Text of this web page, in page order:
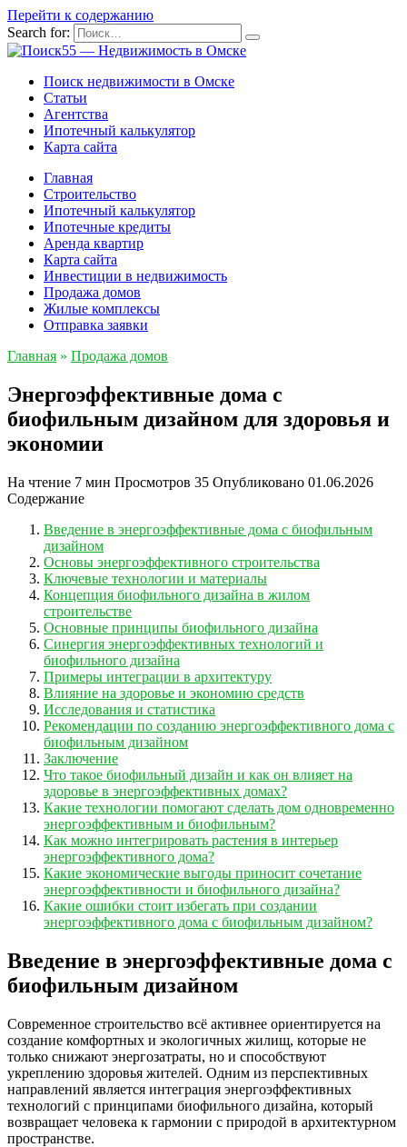
Перейти к содержанию
Search for:
Поиск недвижимости в Омске
Статьи
Агентства
Ипотечный калькулятор
Карта сайта
Главная
Строительство
Ипотечный калькулятор
Ипотечные кредиты
Аренда квартир
Карта сайта
Инвестиции в недвижимость
Продажа домов
Жилые комплексы
Отправка заявки
Главная » Продажа домов
Энергоэффективные дома с
биофильным дизайном для здоровья и
экономии
На чтение 7 мин Просмотров 35 Опубликовано 01.06.2026
Содержание
Введение в энергоэффективные дома с биофильным
дизайном
Основы энергоэффективного строительства
Ключевые технологии и материалы
Концепция биофильного дизайна в жилом
строительстве
Основные принципы биофильного дизайна
Синергия энергоэффективных технологий и
биофильного дизайна
Примеры интеграции в архитектуру
Влияние на здоровье и экономию средств
Исследования и статистика
Рекомендации по созданию энергоэффективного дома с
биофильным дизайном
Заключение
Что такое биофильный дизайн и как он влияет на
здоровье в энергоэффективных домах?
Какие технологии помогают сделать дом одновременно
энергоэффективным и биофильным?
Как можно интегрировать растения в интерьер
энергоэффективного дома?
Какие экономические выгоды приносит сочетание
энергоэффективности и биофильного дизайна?
Какие ошибки стоит избегать при создании
энергоэффективного дома с биофильным дизайном?
Введение в энергоэффективные дома с
биофильным дизайном
Современное строительство всё активнее ориентируется на
создание комфортных и экологичных жилищ, которые не
только снижают энергозатраты, но и способствуют
укреплению здоровья жителей. Одним из перспективных
направлений является интеграция энергоэффективных
технологий с принципами биофильного дизайна, который
возвращает человека к гармонии с природой в архитектурном
пространстве.